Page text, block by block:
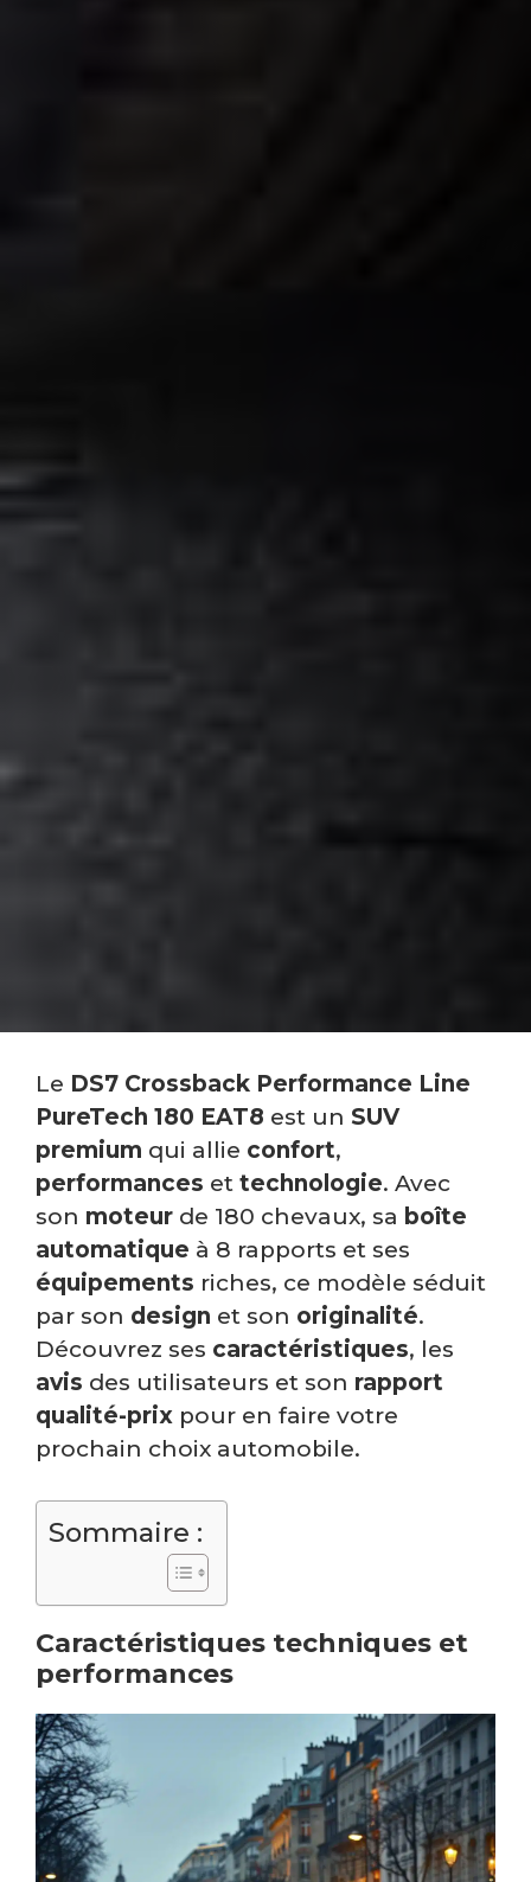
Le DS7 Crossback Performance Line
PureTech 180 EAT8 est un SUV
premium qui allie confort,
performances et technologie. Avec
son moteur de 180 chevaux, sa boîte
automatique à 8 rapports et ses
équipements riches, ce modèle séduit
par son design et son originalité.
Découvrez ses caractéristiques, les
avis des utilisateurs et son rapport
qualité-prix pour en faire votre
prochain choix automobile.
Sommaire :
Caractéristiques techniques et
performances